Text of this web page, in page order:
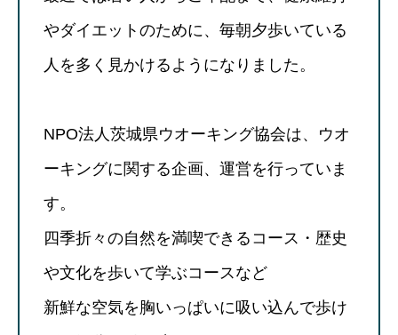
やダイエットのために、毎朝夕歩いている
人を多く見かけるようになりました。
NPO法人茨城県ウオーキング協会は、ウオ
ーキングに関する企画、運営を行っていま
す。
四季折々の自然を満喫できるコース・歴史
や文化を歩いて学ぶコースなど
新鮮な空気を胸いっぱいに吸い込んで歩け